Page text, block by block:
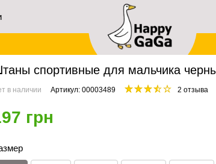
Штаны Штаны спортивные для
спортивные для мальчика
в наличии Артикул: 00003489 2 отзыва
грн